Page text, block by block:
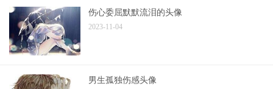
伤心委屈默默流泪的头像
2023-11-04
男生孤独伤感头像